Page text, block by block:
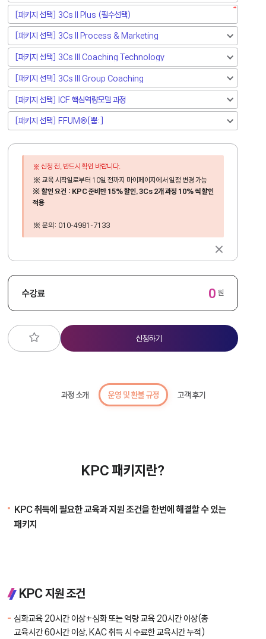
신청 전, 반드시 확인 바랍니다.
※ 교육 시작일로부터 10일 전까지 마이페이지에서 일정 변경 가능​
※ 할인 요건 : KPC 준비반 15% 할인, 3Cs 2개 과정 10% 씩 할인
적용
※ 문의: 010-4981-7133
수강료 0 원
신청하기
과정 소개 운영 및 환불 규정 고객 후기
KPC 패키지란?
KPC 취득에 필요한 교육과 지원 조건을 한번에 해결할 수 있는
패키지
KPC 지원 조건
심화교육 20시간 이상+심화 또는 역량 교육 20시간 이상(총
교육시간 60시간 이상, KAC 취득 시 수료한 교육시간 누적)